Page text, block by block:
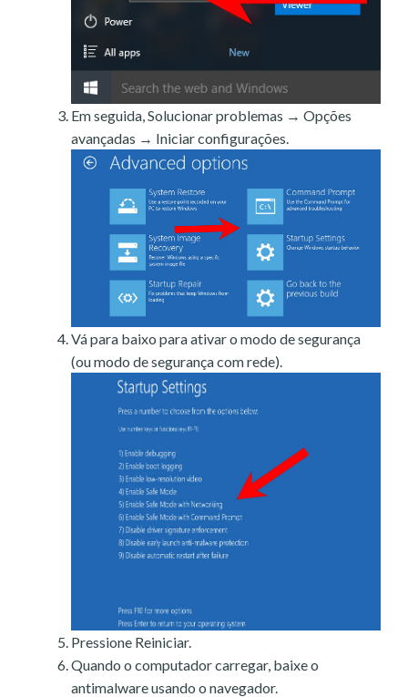
Em seguida, Solucionar problemas → Opções
avançadas → Iniciar configurações.
Vá para baixo para ativar o modo de segurança
(ou modo de segurança com rede).
Pressione Reiniciar.
Quando o computador carregar, baixe o
antimalware usando o navegador.